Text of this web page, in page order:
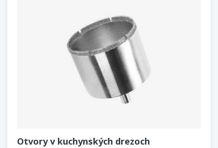
Otvory v kuchynských drezoch